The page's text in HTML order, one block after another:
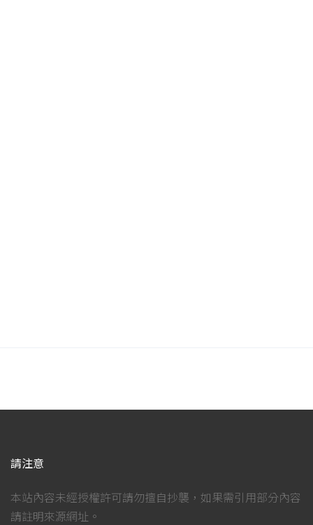
請注意
本站內容未經授權許可請勿擅自抄襲，如果需引用部分內容
請註明來源網址。